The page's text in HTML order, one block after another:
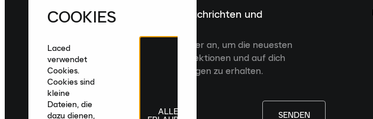
Melde dich für die neuesten Nachrichten und
Veröffentlichungen an
Melde dich für den Laced Newsletter an, um die neuesten
Veröffentlichungen, kuratierte Kollektionen und auf dich
zugeschnittene Produktempfehlungen zu erhalten.
SENDEN
COOKIES
Laced
verwendet
Cookies.
Cookies sind
kleine
Dateien, die
dazu dienen,
ALLE